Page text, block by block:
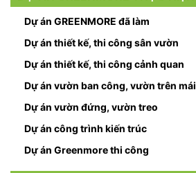
Dự án GREENMORE đã làm
Dự án thiết kế, thi công sân vườn
Dự án thiết kế, thi công cảnh quan
Dự án vườn ban công, vườn trên mái
Dự án vườn đứng, vườn treo
Dự án công trình kiến trúc
Dự án Greenmore thi công